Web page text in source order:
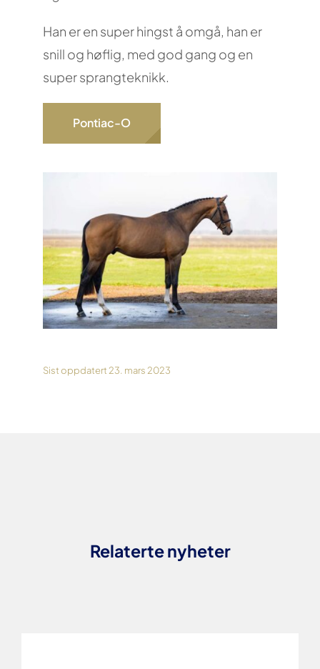
Han er en super hingst å omgå, han er
snill og høflig, med god gang og en
super sprangteknikk.
Pontiac-O
Sist oppdatert 23. mars 2023
Relaterte nyheter